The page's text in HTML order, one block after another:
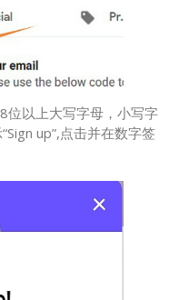
位以上大写字母，小写字
up”,点击并在数字签